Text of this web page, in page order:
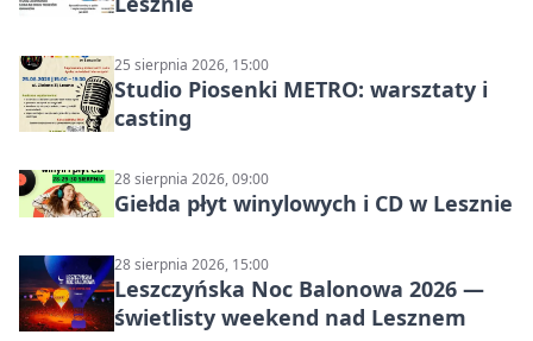
25 sierpnia 2026, 15:00
Studio Piosenki METRO: warsztaty i
casting
28 sierpnia 2026, 09:00
Giełda płyt winylowych i CD w Lesznie
28 sierpnia 2026, 15:00
Leszczyńska Noc Balonowa 2026 —
świetlisty weekend nad Lesznem